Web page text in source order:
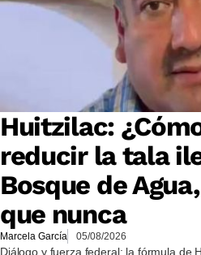
Huitzilac:
reducir la tala
Bosque de
que nunca
Marcela García 05/08/2026
Diálogo y fuerza federal: la fórmula de